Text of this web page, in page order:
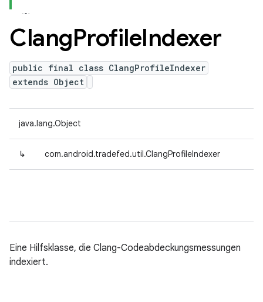
ClangProfileIndexer
public final class ClangProfileIndexer
extends Object
java.lang.Object
↳ com.android.tradefed.util.ClangProfileIndexer
Eine Hilfsklasse, die Clang-Codeabdeckungsmessungen
indexiert.